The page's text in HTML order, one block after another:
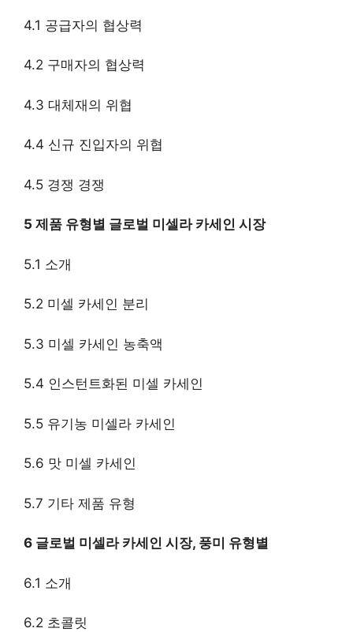
4.1 공급자의 협상력
4.2 구매자의 협상력
4.3 대체재의 위협
4.4 신규 진입자의 위협
4.5 경쟁 경쟁
5 제품 유형별 글로벌 미셀라 카세인 시장
5.1 소개
5.2 미셀 카세인 분리
5.3 미셀 카세인 농축액
5.4 인스턴트화된 미셀 카세인
5.5 유기농 미셀라 카세인
5.6 맛 미셀 카세인
5.7 기타 제품 유형
6 글로벌 미셀라 카세인 시장, 풍미 유형별
6.1 소개
6.2 초콜릿